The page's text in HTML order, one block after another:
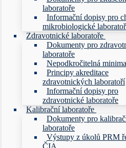
laboratoře
Informační dopisy pro
mikrobiologické
Zdravotnické laboratoře
Dokumenty pro
laboratoře
Nepodkročitelná minima
Principy akreditace
zdravotnických laboratoří
Informační dopisy pro
zdravotnické laboratoře
Kalibrační laboratoře
Dokumenty pro
laboratoře
Výstupy z úkolů PRM
ČIA